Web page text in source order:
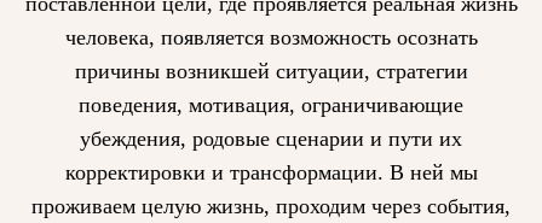
человека, появляется возможность осознать
причины возникшей ситуации, стратегии
поведения, мотивация, ограничивающие
убеждения, родовые сценарии и пути их
корректировки и трансформации. В ней мы
проживаем целую жизнь, проходим через события,
Регистрационный номер в реестре
Роскомнадзора 78-25-068893
от 12.02.2025
Публичная оферта по каждому курсу
опубликована по кнопке перехода
Согласие на рекламную рассылку
Согласие на обработку персональных данных
Политика конфиденциальности
ДОКУМЕНТЫ